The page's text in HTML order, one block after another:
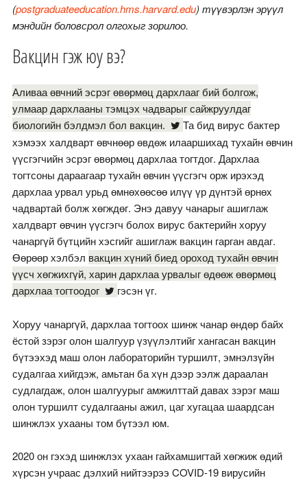
(postgraduateeducation.hms.harvard.edu) түүвэрлэн эрүүл
мэндийн боловсрол олгохыг зорилоо.
Вакцин гэж юу вэ?
Аливаа өвчний эсрэг өвөрмөц дархлааг бий болгож,
улмаар дархлааны тэмцэх чадварыг сайжруулдаг
биологийн бэлдмэл бол вакцин.
Та бид вирус бактер
хэмээх халдварт өвчнөөр өвдөж илааршихад тухайн өвчин
үүсгэгчийн эсрэг өвөрмөц дархлаа тогтдог. Дархлаа
тогтсоны дараагаар тухайн өвчин үүсгэгч орж ирэхэд
дархлаа урвал урьд өмнөхөөсөө илүү үр дүнтэй өрнөх
чадвартай болж хөгждөг. Энэ давуу чанарыг ашиглаж
халдварт өвчин үүсгэгч болох вирус бактерийн хоруу
чанаргүй бүтцийн хэсгийг ашиглаж вакцин гарган авдаг.
Өөрөөр хэлбэл вакцин хүний биед ороход тухайн өвчин
үүсч хөгжихгүй, харин дархлаа урвалыг өдөөж өвөрмөц
дархлаа тогтоодог
гэсэн үг.
Хоруу чанаргүй, дархлаа тогтоох шинж чанар өндөр байх
ёстой зэрэг олон шалгуур үзүүлэлтийг хангасан вакцин
бүтээхэд маш олон лабораторийн туршилт, эмнэлзүйн
судалгаа хийгдэж, амьтан ба хүн дээр ээлж дараалан
судлагдаж, олон шалгуурыг амжилттай давах зэрэг маш
олон туршилт судалгааны ажил, цаг хугацаа шаардсан
шинжлэх ухааны том бүтээл юм.
2020 он гэхэд шинжлэх ухаан гайхамшигтай хөгжиж өдий
хүрсэн учраас дэлхий нийтээрээ COVID-19 вирусийн